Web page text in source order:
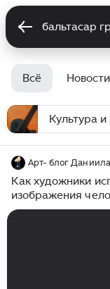
Всё Новости
Культура и
Как художники
изображения